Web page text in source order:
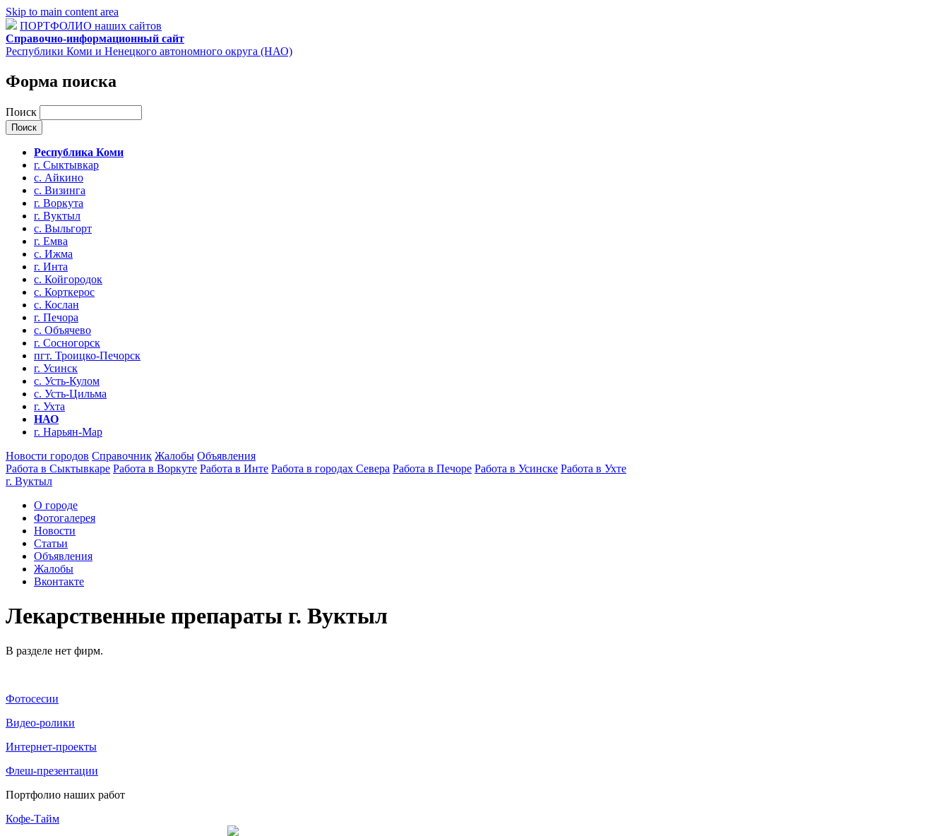
Skip to main content area
ПОРТФОЛИО наших сайтов
Справочно-информационный сайт
Республики Коми и Ненецкого автономного округа (НАО)
Форма поиска
Поиск
Республика Коми
г. Сыктывкар
с. Айкино
с. Визинга
г. Воркута
г. Вуктыл
с. Выльгорт
г. Емва
с. Ижма
г. Инта
с. Койгородок
с. Корткерос
с. Кослан
г. Печора
с. Объячево
г. Сосногорск
пгт. Троицко-Печорск
г. Усинск
с. Усть-Кулом
с. Усть-Цильма
г. Ухта
НАО
г. Нарьян-Мар
Новости городов Справочник Жалобы Объявления
Работа в Сыктывкаре Работа в Воркуте Работа в Инте Работа в городах Севера Работа в Печоре Работа в Усинске Работа в Ухте
г. Вуктыл
О городе
Фотогалерея
Новости
Статьи
Объявления
Жалобы
Вконтакте
Лекарственные препараты г. Вуктыл
В разделе нет фирм.
Фотосесии
Видео-ролики
Интернет-проекты
Флеш-презентации
Портфолио наших работ
Кофе-Тайм